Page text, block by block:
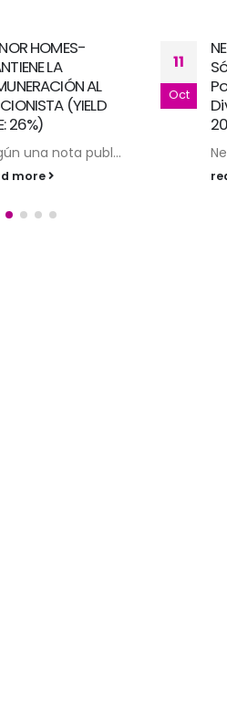
HOMES –
y Transparente
de
(yield
<20%),
Homes combin...
more
Feb